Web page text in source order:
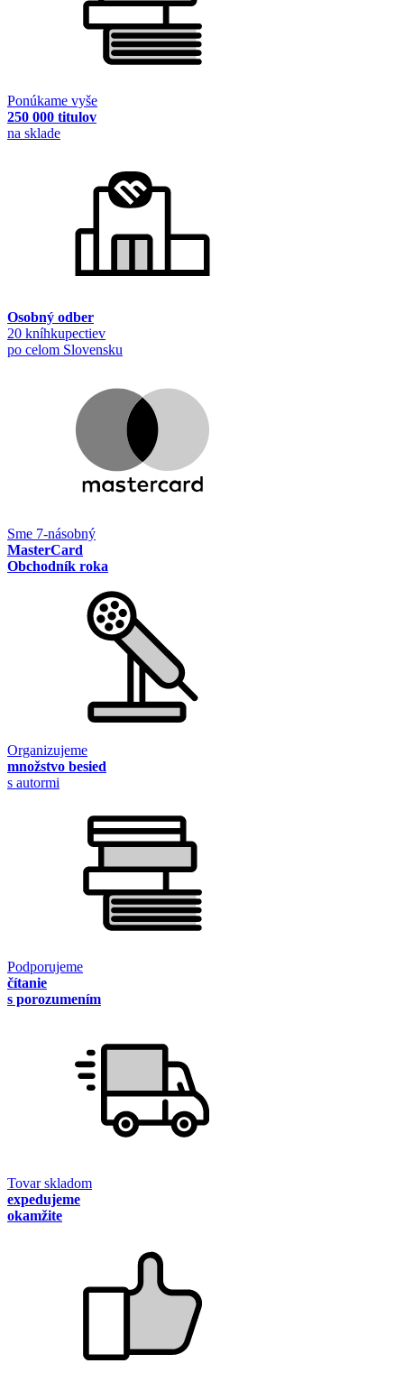
Ponúkame vyše
250 000 titulov
na sklade
Osobný odber
20 kníhkupectiev
po celom Slovensku
Sme 7-násobný
MasterCard
Obchodník roka
Organizujeme
množstvo besied
s autormi
Podporujeme
čítanie
s porozumením
Tovar skladom
expedujeme
okamžite